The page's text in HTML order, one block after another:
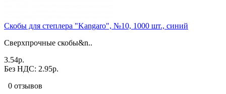
Скобы для степлера "Kangaro", №10, 1000 шт., синий
Сверхпрочные скобы&n..
3.54р.
Без НДС: 2.95р.
0 отзывов